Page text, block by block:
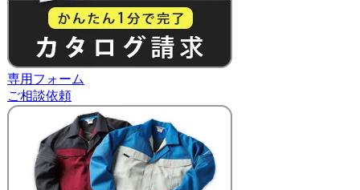
専用フォーム
ご相談依頼